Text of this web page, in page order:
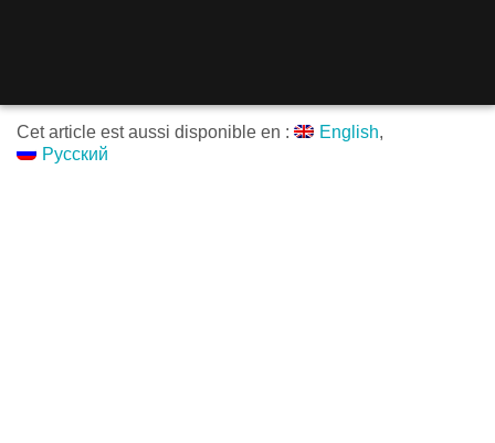
Cet article est aussi disponible en :
English
Русский